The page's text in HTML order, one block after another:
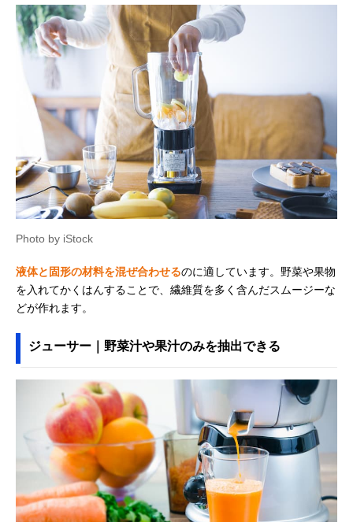
Photo by iStock
液体と固形の材料を混ぜ合わせるのに適しています。野菜や果物
を入れてかくはんすることで、繊維質を多く含んだスムージーな
どが作れます。
ジューサー｜野菜汁や果汁のみを抽出できる